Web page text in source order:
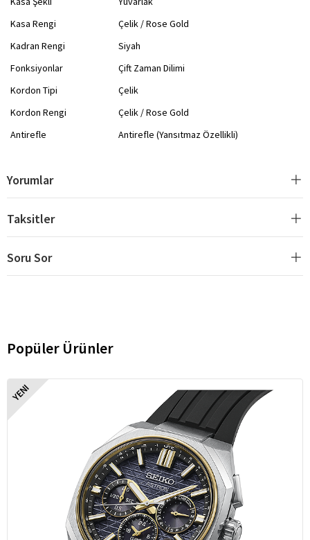
Kasa Rengi
Çelik / Rose Gold
Kadran Rengi
Siyah
Fonksiyonlar
Çift Zaman Dilimi
Kordon Tipi
Çelik
Kordon Rengi
Çelik / Rose Gold
Antirefle
Antirefle (Yansıtmaz Özellikli)
Yorumlar
Taksitler
Soru Sor
Popüler Ürünler
YENI